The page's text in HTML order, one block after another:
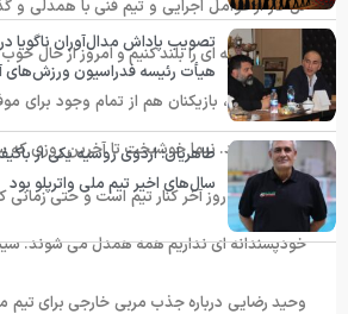
کل کار از عوامل اجرایی و تیم فنی با
شدند که وزنه ای را بلند کنیم و امروز از حال
رنگ می کند، بازیکنان هم از تمام وجود برای
همدل بودند. نیما خوشبخت تا آخرین روزی که
افتد که او تا روز آخر کنار تیم است و حتی
خودپسندانه ای نداریم همه همدل می شوند.
وحید رضایی درباره جذب مربی خارجی برای تیم
تصویب پاداش مدال‌آوران
هیأت رئیسه فدراسیون ورزش‌های
طاهریان: اردوی روسیه یکی از
سال‌های اخیر تیم ملی واترپلو بود